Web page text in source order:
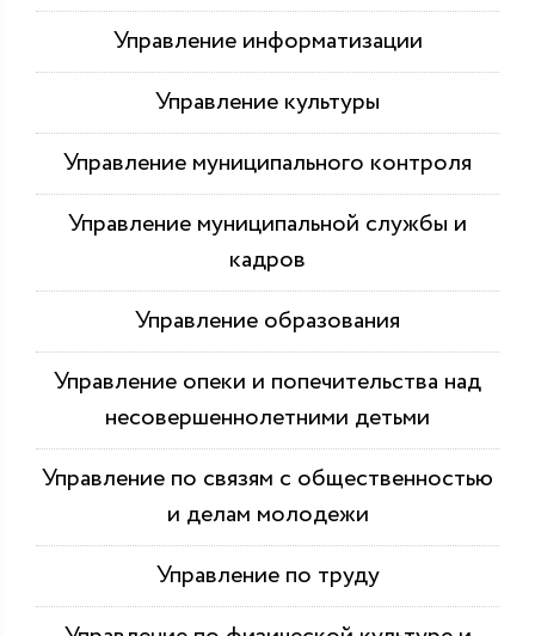
Управление информатизации
Управление культуры
Управление муниципального контроля
Управление муниципальной службы и
кадров
Управление образования
Управление опеки и попечительства над
несовершеннолетними детьми
Управление по связям с общественностью
и делам молодежи
Управление по труду